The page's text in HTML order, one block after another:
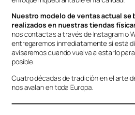
Nuestro modelo de ventas actual se
realizados en nuestras tiendas
nos contactas a través de Instagram o
entregaremos inmediatamente si está
avisaremos cuando vuelva a estarlo
posible.
Cuatro décadas de tradición en el arte
nos avalan en toda Europa.